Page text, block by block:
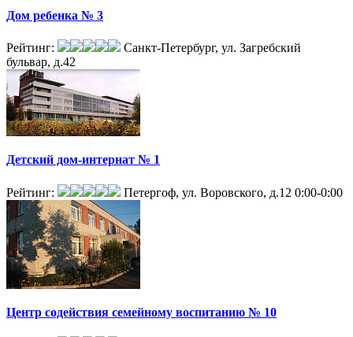
Дом ребенка № 3
Рейтинг:
Санкт-Петербург, ул. Загребский
бульвар, д.42
Детский дом-интернат № 1
Рейтинг: Петергоф, ул. Воровского, д.12 0:00-0:00
Центр содействия семейному воспитанию № 10